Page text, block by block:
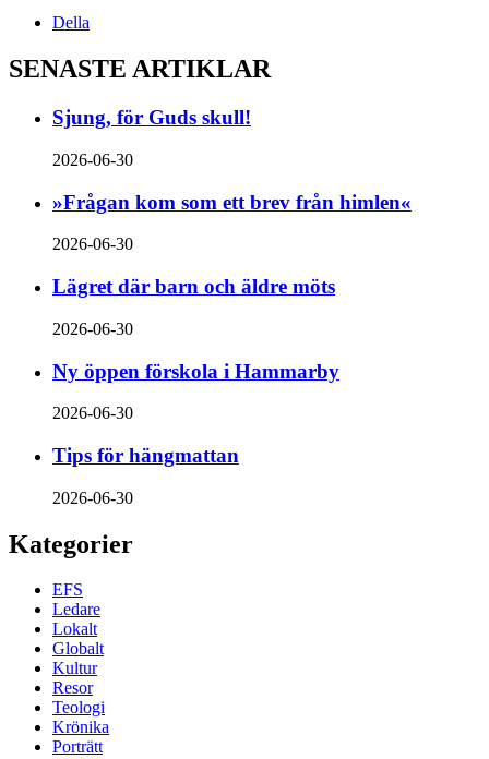
Della
SENASTE ARTIKLAR
Sjung, för Guds skull!
2026-06-30
»Frågan kom som ett brev från himlen«
2026-06-30
Lägret där barn och äldre möts
2026-06-30
Ny öppen förskola i Hammarby
2026-06-30
Tips för hängmattan
2026-06-30
Kategorier
EFS
Ledare
Lokalt
Globalt
Kultur
Resor
Teologi
Krönika
Porträtt